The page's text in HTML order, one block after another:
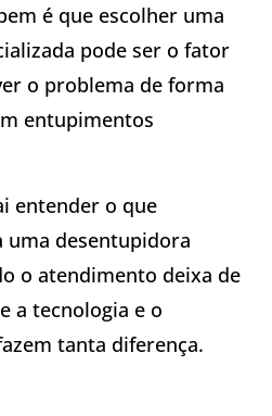
é que escolher uma
pode ser o fator
o problema de forma
entupimentos
entender o que
uma desentupidora
o atendimento deixa de
a tecnologia e o
tanta diferença.